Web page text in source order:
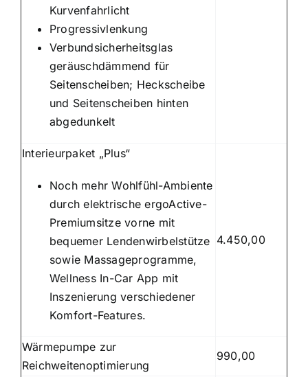
Kurvenfahrlicht
Progressivlenkung
Verbundsicherheitsglas
geräuschdämmend für
Seitenscheiben; Heckscheibe
und Seitenscheiben hinten
abgedunkelt
Interieurpaket „Plus“
Noch mehr Wohlfühl-Ambiente
durch elektrische ergoActive-
Premiumsitze vorne mit
bequemer Lendenwirbelstütze
sowie Massageprogramme,
Wellness In-Car App mit
Inszenierung verschiedener
Komfort-Features.
4.450,00
Wärmepumpe zur
Reichweitenoptimierung
990,00